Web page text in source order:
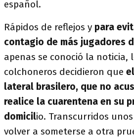
español.
Rápidos de reflejos y para
contagio de más jugadores
apenas se conoció la noticia,
colchoneros decidieron que el
lateral brasilero, que no
realice la cuarentena en su
domicilio. Transcurridos
volver a someterse a otra